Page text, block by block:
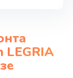
LEGRIA